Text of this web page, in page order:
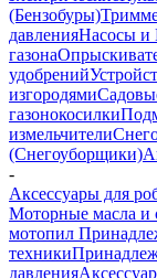
(Бензобуры)
давленияНасосы
газона
удобрений
изгородями
газонокосилки
измельчители
(Снегоуборщики)
-
Аксессуары для
Моторные масла и
мотопил
техники
давления